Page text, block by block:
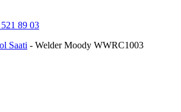
89 03
Saati - Welder Moody WWRC1003